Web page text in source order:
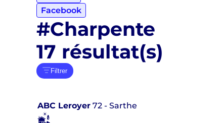
Facebook
#Charpente
17 résultat(s)
Filtrer
ABC Leroyer 72 - Sarthe